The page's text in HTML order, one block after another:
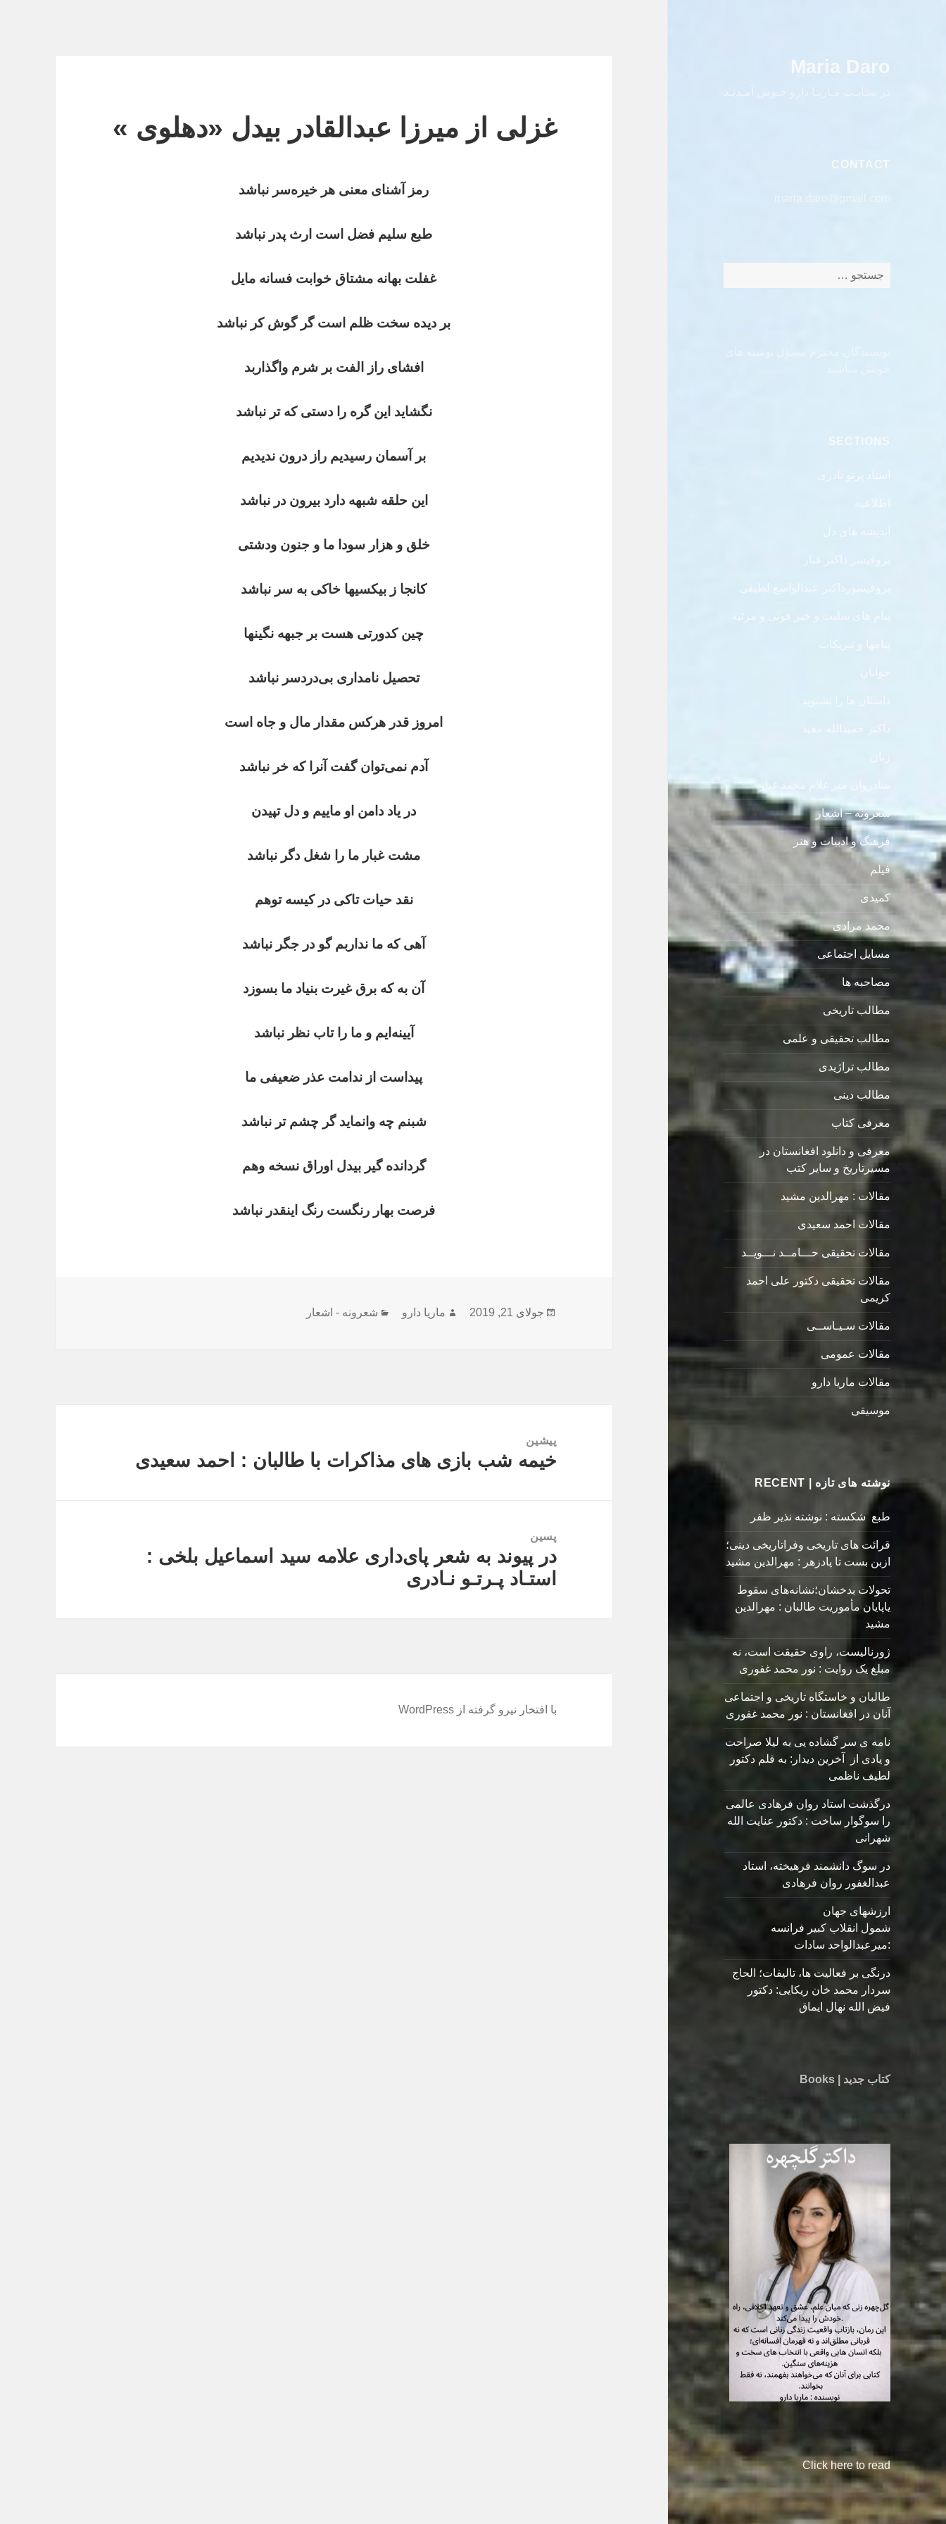
Maria Daro
در سـایـت مـاریـا دارو خـوش آمـدیـد
CONTACT
برای:
نویسندگان محترم مسؤل نوشته های
SECTIONS
استاد پرتو نادری
اطلاعیه
اندیشه های دل
پروفیسر داکتر غبار
پروفیسورداکتر عبدالواسع لطیفی
پیام های سلیت و خبر فوتی و مرثیه
پیامها و تبریکات
جوانان
داستان ها را بشنوید
داکتر حمیدالله مفید
زنان
شادروان میر غلام محمد غبار
شعرونه – اشعار
فرهنگ و ادبیات و هنر
فیلم
کمیدی
محمد مرادی
مسایل اجتماعی
مصاحبه ها
مطالب تاریخی
مطالب تحقیقی و علمی
مطالب تراژیدی
مطالب دینی
معرفی کتاب
معرفی و دانلود افغانستان در
مسیرتاریخ و سایر کتب
مقالات : مهرالدین مشید
مقالات احمد سعیدی
مقالات تحقیقی حـــامــد نـــویــد
مقالات تحقیقی دکتور علی احمد
کریمی
مقالات سـیـاســی
مقالات عمومی
مقالات ماریا دارو
موسیقی
نوشته های تازه | RECENT
طبع شکسته : نوشته نذیر ظفر
قرائت های تاریخی وفراتاریخی دینی؛
ازبن بست تا پادزهر : مهرالدین مشید
تحولات بدخشان؛نشانه‌های سقوط
یاپایان مأموریت طالبان : مهرالدین
مشید
ژورنالیست، راوی حقیقت است، نه
مبلغ یک روایت : نور محمد غفوری
طالبان و خاستگاه تاریخی و اجتماعی
آنان در افغانستان : نور محمد غفوری
نامه ی سر گشاده يی به ليلا صراحت
و یادی از آخرین دیدار: به قلم دکتور
لطیف ناظمی
درگذشت استاد روان فرهادی عالمی
را سوگوار ساخت : دکتور عنایت الله
شهرانی
در سوگ دانشمند فرهیخته، استاد
عبدالغفور روان فرهادی
ارزشهای جهان
شمول انقلاب کبیر فرانسه
:میرعبدالواحد سادات
درنگی بر فعالیت ها، تالیفات؛ الحاج
سردار محمد خان ریکایی: دکتور
فیض الله نهال ایماق
کتاب جدید | Books
Click here to read
غزلی از میرزا عبدالقادر بیدل «‌دهلوی »
رمز آشنای معنی هر خیرهسر نباشد
طبع سلیم فضل است ارث پدر نباشد
غفلت بهانه مشتاق خوابت فسانه مایل
بر دیده سخت ظلم است ‌گر گوش ‌کر نباشد
افشای راز الفت بر شرم واگذاربد
نگشاید این ‌گره را دستی ‌که تر نباشد
بر آسمان رسیدیم راز درون ندیدیم
این حلقه شبهه دارد بیرون در نباشد
خلق و هزار سودا ما و جنون ودشتی
کانجا ز بیکسیها خاکی به سر نباشد
چین کدورتی هست بر جبهه نگینها
تحصیل نامداری بیدردسر نباشد
امروز قدر هرکس مقدار مال و جاه است
آدم نمیتوان ‌گفت آنرا که خر نباشد
در یاد دامن او ماییم و دل تپیدن
مشت غبار ما را شغل دگر نباشد
نقد حیات تاکی در کیسه توهم
آهی که ما نداربم گو در جگر نباشد
آن به ‌که برق غیرت بنیاد ما بسوزد
آیینه ایم و ما را تاب نظر نباشد
پیداست از ندامت عذر ضعیفی ما
شبنم چه وانماید گر چشم تر نباشد
گردانده گیر بیدل اوراق نسخه وهم
فرصت بهار رنگست رنگ اینقدر نباشد
ارسال
جولای 21, 2019 نویسنده
ماریا دارو دسته‌ها
شعرونه - اشعار
پیشین
نوشته
خیمه شب بازی های مذاکرات با طالبان : احمد سعیدی
پسین
نوشته
بعدی:
در پیوند به شعر پای‌داری علامه سید اسماعیل بلخی :
استـاد پـرتـو نـادری
با افتخار نیرو گرفته از WordPress